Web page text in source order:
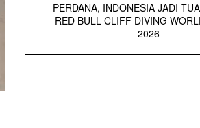
PERDANA, INDONESIA JADI
RED BULL CLIFF DIVING
2026